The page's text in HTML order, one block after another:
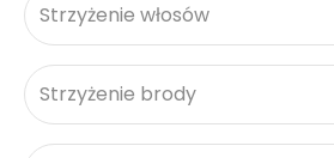
Strzyżenie włosów
Strzyżenie brody